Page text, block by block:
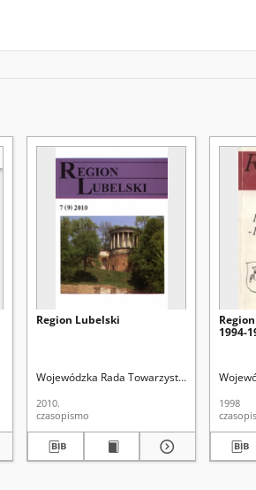
Region Lubelski
Wojewódzka Rada Towarzystw
2010.
czasopismo
1994-
1998